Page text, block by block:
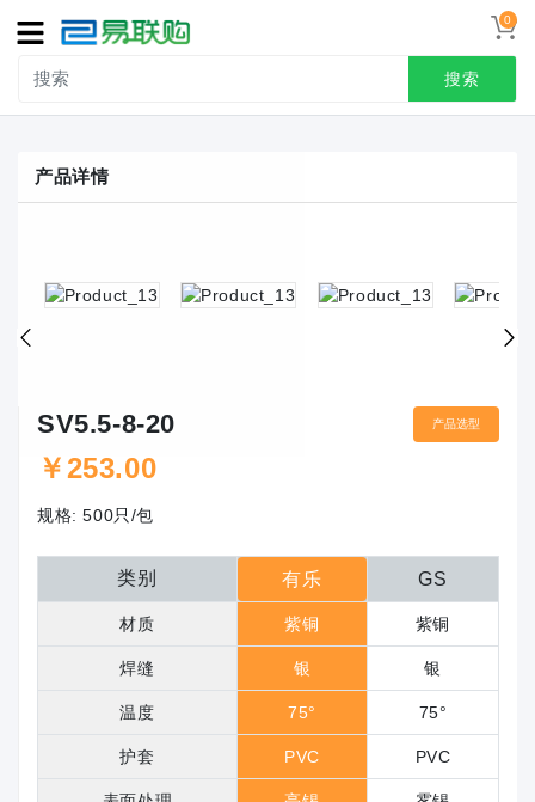
0
搜索
导
航
接线端子
联系我们
产品详情
产品选型
SV5.5-8-20
￥253.00
规格: 500只/包
类别 有乐 GS
材质 紫铜 紫铜
焊缝 银 银
温度 75° 75°
护套 PVC PVC